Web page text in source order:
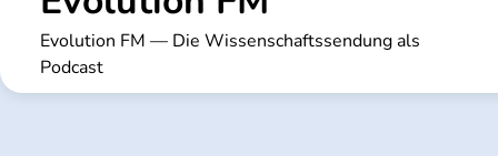
Evolution FM — Die Wissenschaftssendung als
Podcast